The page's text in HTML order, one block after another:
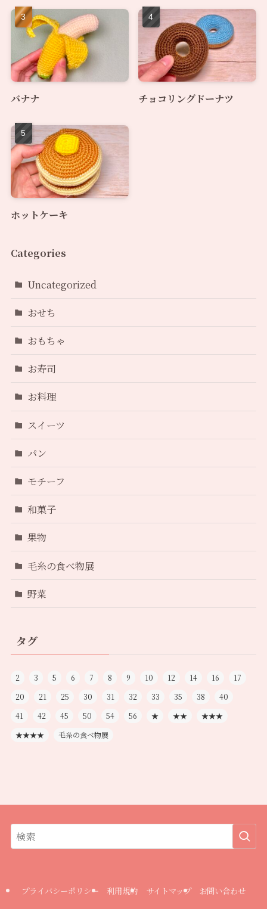
バナナ チョコリングドーナツ
ホットケーキ
Categories
Uncategorized
おせち
おもちゃ
お寿司
お料理
スイーツ
パン
モチーフ
和菓子
果物
毛糸の食べ物展
野菜
タグ
2 3 5 6 7 8 9 10 12 14 16
17
20
21 25 30 31 32 33 35 38
40
41
42 45 50 54 56 ★ ★★
★★★
★★★★
毛糸の食べ物展
プライバシーポリシー 利用規約 サイトマップ お問い合わせ